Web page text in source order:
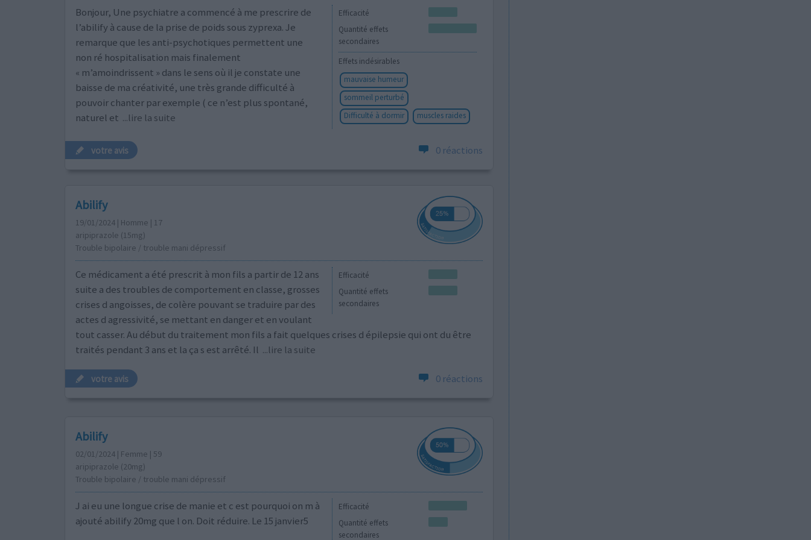
Efficacité
Quantité effets
secondaires
Effets indésirables
mauvaise humeur
sommeil perturbé
Difficulté à dormir
muscles raides
Bonjour, Une psychiatre a commencé à me prescrire de
l’abilify à cause de la prise de poids sous zyprexa. Je
remarque que les anti-psychotiques permettent une
non ré hospitalisation mais finalement
« m’amoindrissent » dans le sens où il je constate une
baisse de ma créativité, une très grande difficulté à
pouvoir chanter par exemple ( ce n’est plus spontané,
naturel et ...lire la suite
votre avis 0 réactions
Abilify
19/01/2024 | Homme | 17
aripiprazole (15mg)
Trouble bipolaire / trouble mani dépressif
Efficacité
Quantité effets
secondaires
Ce médicament a été prescrit à mon fils a partir de 12 ans
suite a des troubles de comportement en classe, grosses
crises d angoisses, de colère pouvant se traduire par des
actes d agressivité, se mettant en danger et en voulant
tout casser. Au début du traitement mon fils a fait quelques crises d épilepsie qui ont du être
traités pendant 3 ans et la ça s est arrêté. Il ...lire la suite
votre avis 0 réactions
Abilify
02/01/2024 | Femme | 59
aripiprazole (20mg)
Trouble bipolaire / trouble mani dépressif
Efficacité
Quantité effets
secondaires
J ai eu une longue crise de manie et c est pourquoi on m à
ajouté abilify 20mg que l on. Doit réduire. Le 15 janvier5